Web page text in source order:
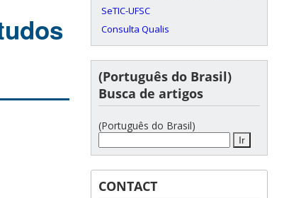
SeTIC-UFSC
Consulta Qualis
(Português do Brasil)
Busca de artigos
(Português do Brasil)
CONTACT